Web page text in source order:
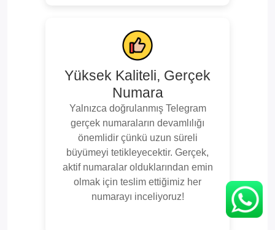
Yüksek Kaliteli, Gerçek
Numara
Yalnızca doğrulanmış Telegram
gerçek numaraların devamlılığı
önemlidir çünkü uzun süreli
büyümeyi tetikleyecektir. Gerçek,
aktif numaralar olduklarından emin
olmak için teslim ettiğimiz her
numarayı inceliyoruz!